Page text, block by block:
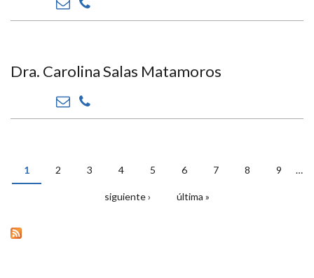
Dra. Carolina Salas Matamoros
PÁGINAS
1 2 3 4 5 6 7 8 9 …
siguiente › última »